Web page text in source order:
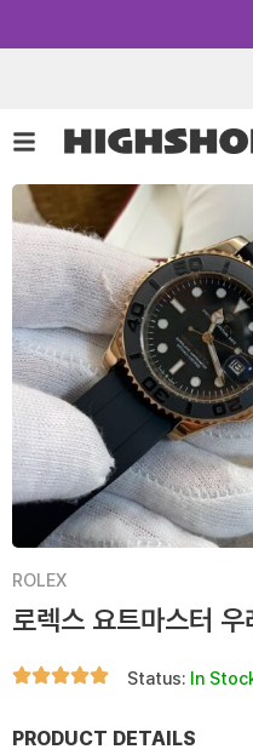
건
너
뛰
기
ROLEX
로렉스 요트마스터
Status: In
PRODUCT DETAILS